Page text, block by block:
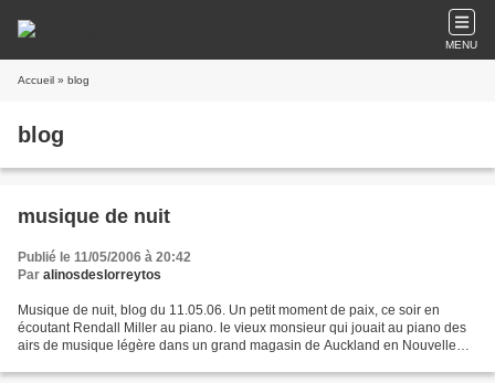
MENU
Accueil » blog
blog
musique de nuit
Publié le 11/05/2006 à 20:42
Par alinosdeslorreytos
Musique de nuit, blog du 11.05.06. Un petit moment de paix, ce soir en
écoutant Rendall Miller au piano. le vieux monsieur qui jouait au piano des
airs de musique légère dans un grand magasin de Auckland en Nouvelle